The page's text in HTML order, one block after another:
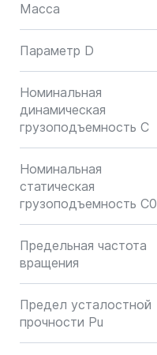
Масса
Параметр D
Номинальная
динамическая
грузоподъемность C
Номинальная
статическая
грузоподъемность C0
Предельная частота
вращения
Предел усталостной
прочности Pu